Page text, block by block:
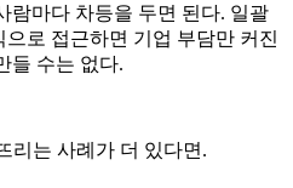
람마다 차등을 두면 된다. 일괄
로 접근하면 기업 부담만 커진
들 수는 없다.
리는 사례가 더 있다면.